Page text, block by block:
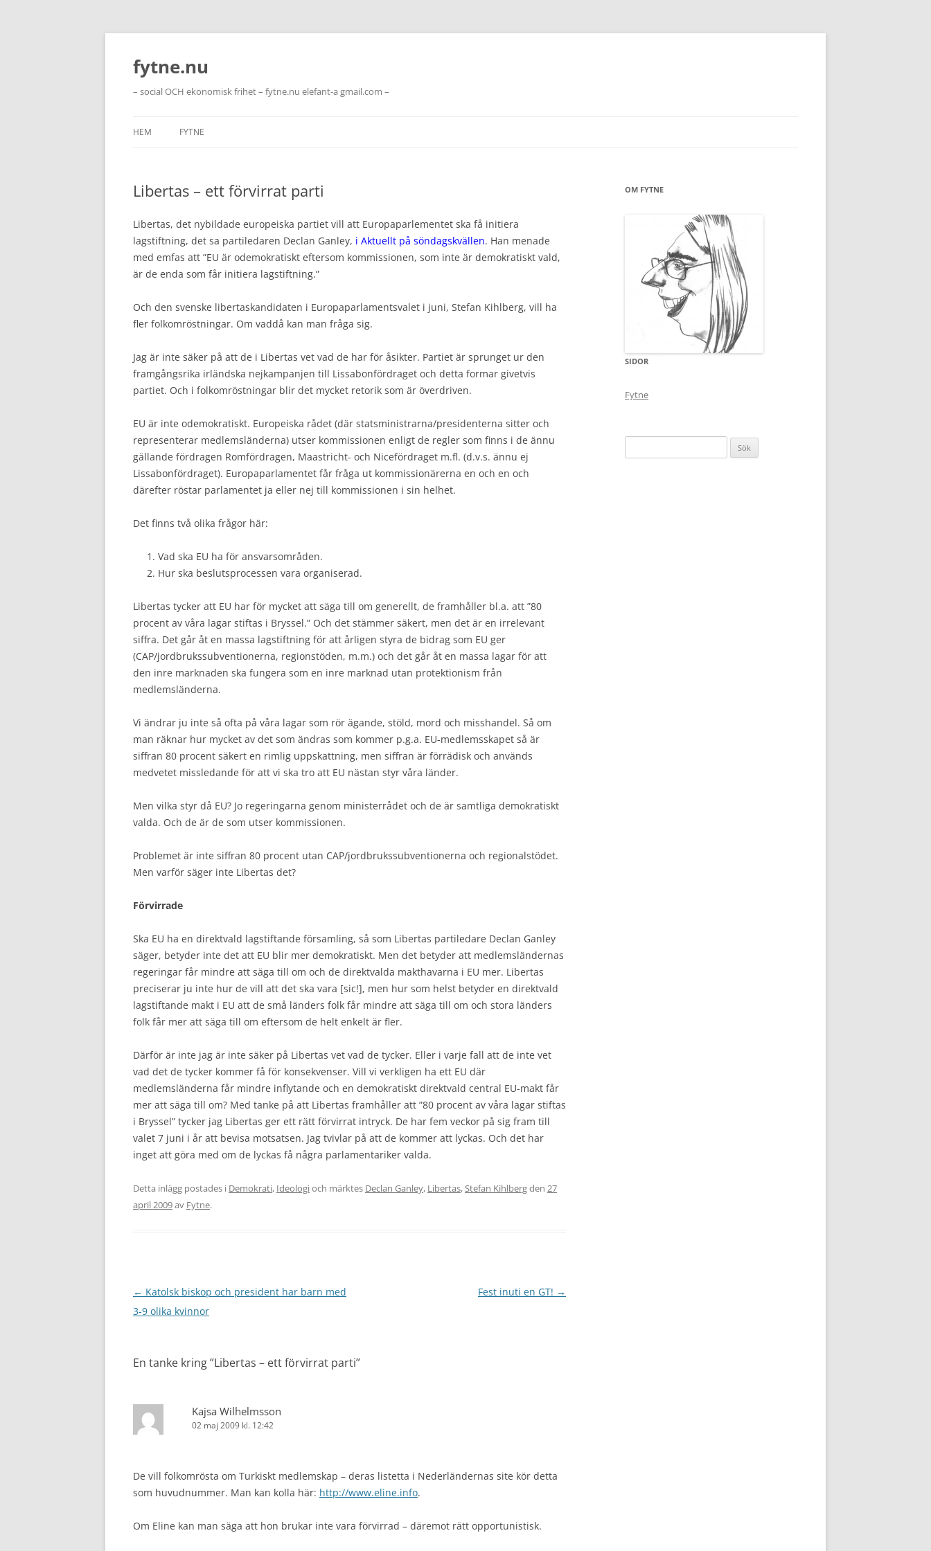
Hoppa
innehåll
fytne.nu
– social OCH ekonomisk frihet – fytne.nu elefant-a gmail.com –
HEM FYTNE
Libertas – ett förvirrat parti
Libertas, det nybildade europeiska partiet vill att Europaparlementet ska få initiera
lagstiftning, det sa partiledaren Declan Ganley, i Aktuellt på söndagskvällen. Han menade
med emfas att ”EU är odemokratiskt eftersom kommissionen, som inte är demokratiskt vald,
är de enda som får initiera lagstiftning.”
Och den svenske libertaskandidaten i Europaparlamentsvalet i juni, Stefan Kihlberg, vill ha
fler folkomröstningar. Om vaddå kan man fråga sig.
Jag är inte säker på att de i Libertas vet vad de har för åsikter. Partiet är sprunget ur den
framgångsrika irländska nejkampanjen till Lissabonfördraget och detta formar givetvis
partiet. Och i folkomröstningar blir det mycket retorik som är överdriven.
EU är inte odemokratiskt. Europeiska rådet (där statsministrarna/presidenterna sitter och
representerar medlemsländerna) utser kommissionen enligt de regler som finns i de ännu
gällande fördragen Romfördragen, Maastricht- och Nicefördraget m.fl. (d.v.s. ännu ej
Lissabonfördraget). Europaparlamentet får fråga ut kommissionärerna en och en och
därefter röstar parlamentet ja eller nej till kommissionen i sin helhet.
Det finns två olika frågor här:
Vad ska EU ha för ansvarsområden.
Hur ska beslutsprocessen vara organiserad.
Libertas tycker att EU har för mycket att säga till om generellt, de framhåller bl.a. att ”80
procent av våra lagar stiftas i Bryssel.” Och det stämmer säkert, men det är en irrelevant
siffra. Det går åt en massa lagstiftning för att årligen styra de bidrag som EU ger
(CAP/jordbrukssubventionerna, regionstöden, m.m.) och det går åt en massa lagar för att
den inre marknaden ska fungera som en inre marknad utan protektionism från
medlemsländerna.
Vi ändrar ju inte så ofta på våra lagar som rör ägande, stöld, mord och misshandel. Så om
man räknar hur mycket av det som ändras som kommer p.g.a. EU-medlemsskapet så är
siffran 80 procent säkert en rimlig uppskattning, men siffran är förrädisk och används
medvetet missledande för att vi ska tro att EU nästan styr våra länder.
Men vilka styr då EU? Jo regeringarna genom ministerrådet och de är samtliga demokratiskt
valda. Och de är de som utser kommissionen.
Problemet är inte siffran 80 procent utan CAP/jordbrukssubventionerna och regionalstödet.
Men varför säger inte Libertas det?
Förvirrade
Ska EU ha en direktvald lagstiftande församling, så som Libertas partiledare Declan Ganley
säger, betyder inte det att EU blir mer demokratiskt. Men det betyder att medlemsländernas
regeringar får mindre att säga till om och de direktvalda makthavarna i EU mer. Libertas
preciserar ju inte hur de vill att det ska vara [sic!], men hur som helst betyder en direktvald
lagstiftande makt i EU att de små länders folk får mindre att säga till om och stora länders
folk får mer att säga till om eftersom de helt enkelt är fler.
Därför är inte jag är inte säker på Libertas vet vad de tycker. Eller i varje fall att de inte vet
vad det de tycker kommer få för konsekvenser. Vill vi verkligen ha ett EU där
medlemsländerna får mindre inflytande och en demokratiskt direktvald central EU-makt får
mer att säga till om? Med tanke på att Libertas framhåller att ”80 procent av våra lagar stiftas
i Bryssel” tycker jag Libertas ger ett rätt förvirrat intryck. De har fem veckor på sig fram till
valet 7 juni i år att bevisa motsatsen. Jag tvivlar på att de kommer att lyckas. Och det har
inget att göra med om de lyckas få några parlamentariker valda.
Detta inlägg postades i Demokrati, Ideologioch märktes Declan Ganley, Libertas,Stefan Kihlbergden 27
april 2009av Fytne.
Inläggsnavigering
← Katolsk biskop och president har barn med
3-9 olika kvinnor
Fest inuti en GT! →
En tanke kring ”Libertas – ett förvirrat parti”
Kajsa Wilhelmsson
02 maj 2009 kl. 12:42
De vill folkomrösta om Turkiskt medlemskap – deras listetta i Nederländernas site kör detta
som huvudnummer. Man kan kolla här: http://www.eline.info.
Om Eline kan man säga att hon brukar inte vara förvirrad – däremot rätt opportunistisk.
OM FYTNE
SIDOR
Fytne
efter: